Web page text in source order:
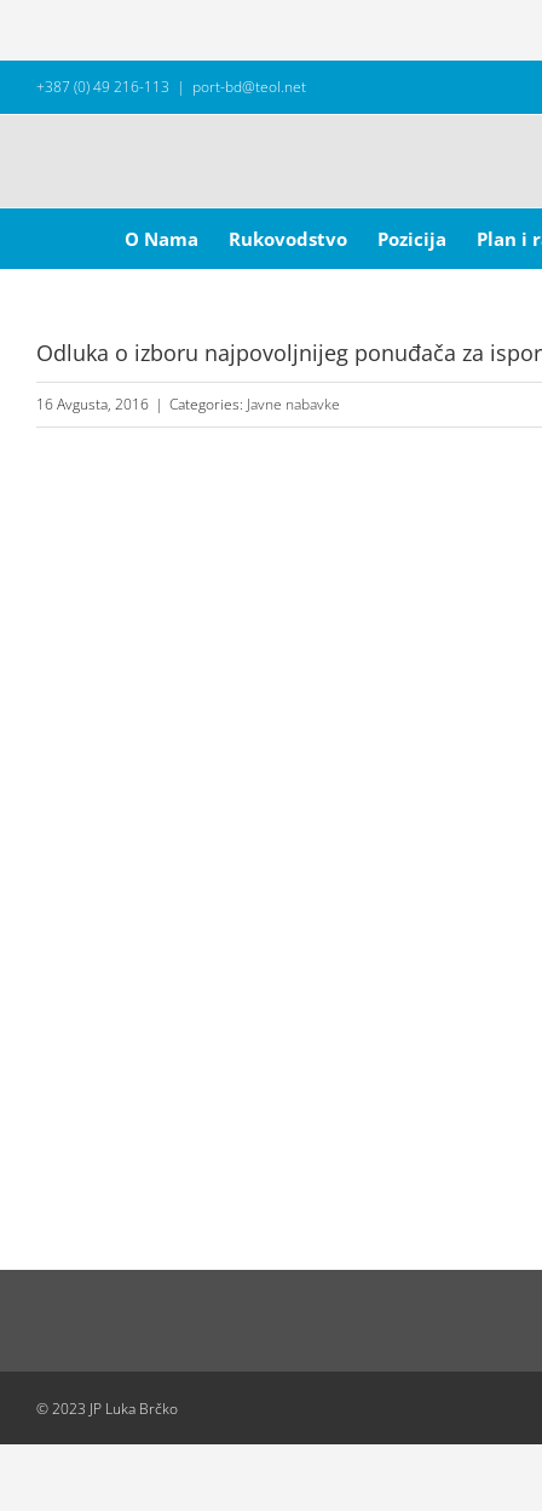
+387 (0) 49 216-113 | port-bd@teol.net
for:
O Nama
Rukovodstvo Pozicija Plan i
Odluka o izboru najpovoljnijeg ponuđača za
16 Avgusta, 2016 | Categories: Javne nabavke
© 2023 JP Luka Brčko